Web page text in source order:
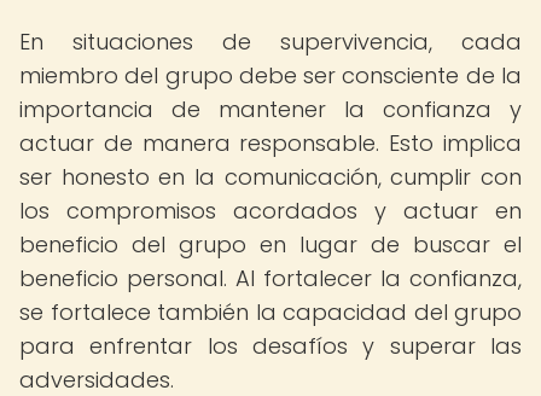
En situaciones de supervivencia, cada
miembro del grupo debe ser consciente de la
importancia de mantener la confianza y
actuar de manera responsable. Esto implica
ser honesto en la comunicación, cumplir con
los compromisos acordados y actuar en
beneficio del grupo en lugar de buscar el
beneficio personal. Al fortalecer la confianza,
se fortalece también la capacidad del grupo
para enfrentar los desafíos y superar las
adversidades.